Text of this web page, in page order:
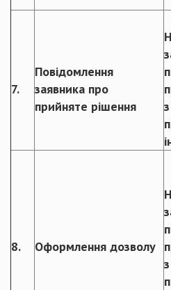
7.
Повідомлення
заявника про
прийняте рішення
8. Оформлення дозволу